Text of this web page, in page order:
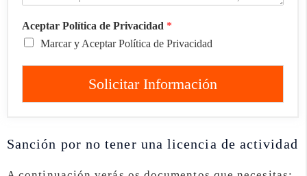
Aceptar Política de Privacidad *
Marcar y Aceptar Política de Privacidad
Solicitar Información
Sanción por no tener una licencia de actividad